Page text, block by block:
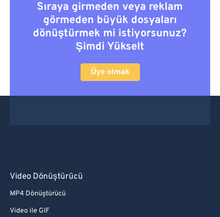
Sıraya girmeden veya reklam
görmeden büyük dosyaları
dönüştürmek mi istiyorsunuz?
Şimdi Yükselt
Üye olmak
Video Dönüştürücü
MP4 Dönüştürücü
Video ile GIF